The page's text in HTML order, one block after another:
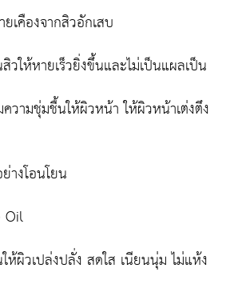
เคืองจากสิวอักเสบ
ให้หายเร็วยิ่งขึ้นและไม่เป็นแผลเป็น
วามชุ่มชื้นให้ผิวหน้า ให้ผิวหน้าเต่งตึง
างโอนโยน
Oil
ห้ผิวเปล่งปลั่ง สดใส เนียนนุ่ม ไม่แห้ง